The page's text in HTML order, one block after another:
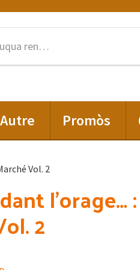
:
Autre Promòs
Vol. 2
l’orage…
2